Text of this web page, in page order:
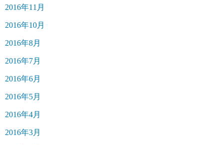
2016年11月
2016年10月
2016年8月
2016年7月
2016年6月
2016年5月
2016年4月
2016年3月